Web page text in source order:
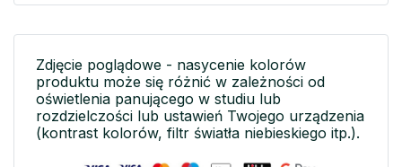
Zdjęcie poglądowe - nasycenie kolorów
produktu może się różnić w zależności od
oświetlenia panującego w studiu lub
rozdzielczości lub ustawień Twojego urządzenia
(kontrast kolorów, filtr światła niebieskiego itp.).